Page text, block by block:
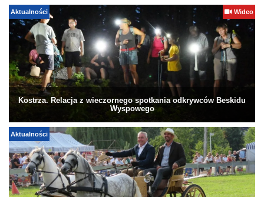
Aktualności Wideo
Kostrza. Relacja z wieczornego spotkania odkrywców Beskidu
Wyspowego
Aktualności